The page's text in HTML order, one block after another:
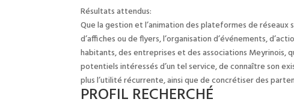
Résultats attendus:
Que la gestion et l’animation des plateformes de
d’affiches ou de flyers, l’organisation d’événements,
habitants, des entreprises et des associations
potentiels intéressés d’un tel service, de connaître son
plus l’utilité récurrente, ainsi que de concrétiser des
PROFIL RECHERCHÉ